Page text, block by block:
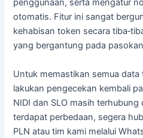
penggunaan, serta mengatur
otomatis. Fitur ini sangat
kehabisan token secara
yang bergantung pada
Untuk memastikan semua
lakukan pengecekan kembali
NIDI dan SLO masih
terdapat perbedaan, segera
PLN atau tim kami melalui